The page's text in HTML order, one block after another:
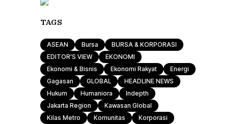
Wisata & Kuliner
Komunitas
Sport & Health
Otomotif & Tekno
Indepth
TAGS
ASEAN Bursa
BURSA & KORPORASI
EDITOR'S VIEW
EKONOMI
Ekonomi & Bisnis
Ekonomi Rakyat
Energi
Gagasan
GLOBAL
HEADLINE NEWS
Hukum
Humaniora
Indepth
Jakarta Region
Kawasan Global
Kilas Metro
Komunitas
Korporasi